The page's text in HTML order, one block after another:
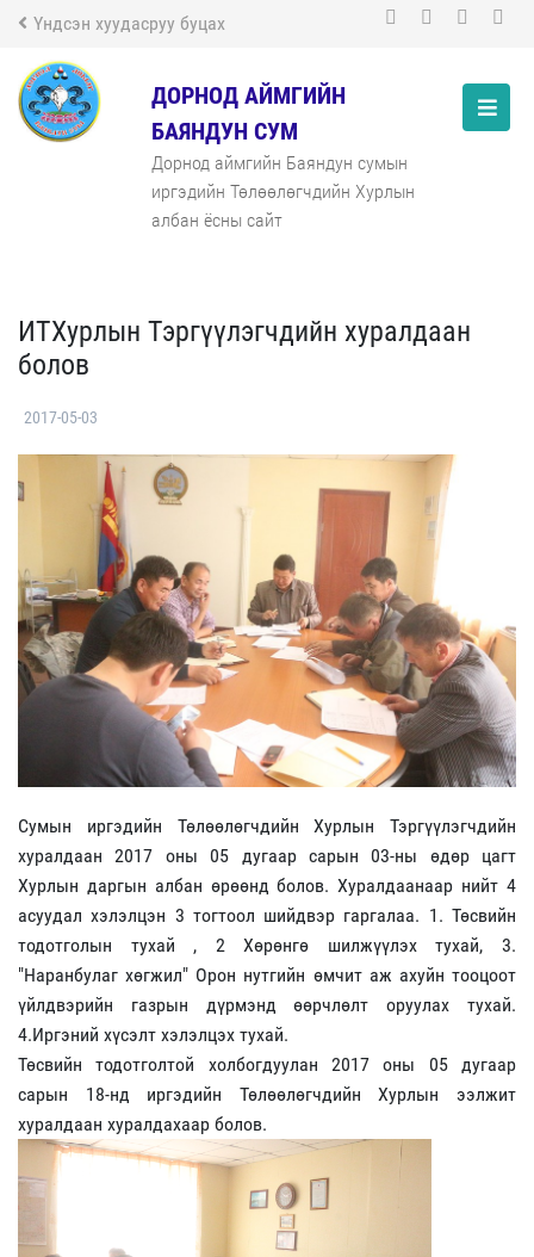
Үндсэн хуудасруу буцах
ДОРНОД АЙМГИЙН
БАЯНДУН СУМ
Дорнод аймгийн Баяндун сумын
иргэдийн Төлөөлөгчдийн Хурлын
албан ёсны сайт
ИТХурлын Тэргүүлэгчдийн хуралдаан
болов
2017-05-03
Сумын иргэдийн Төлөөлөгчдийн Хурлын Тэргүүлэгчдийн
хуралдаан 2017 оны 05 дугаар сарын 03-ны өдөр цагт
Хурлын даргын албан өрөөнд болов. Хуралдаанаар нийт 4
асуудал хэлэлцэн 3 тогтоол шийдвэр гаргалаа. 1. Төсвийн
тодотголын тухай , 2 Хөрөнгө шилжүүлэх тухай, 3.
"Наранбулаг хөгжил" Орон нутгийн өмчит аж ахуйн тооцоот
үйлдвэрийн газрын дүрмэнд өөрчлөлт оруулах тухай.
4.Иргэний хүсэлт хэлэлцэх тухай.
Төсвийн тодотголтой холбогдуулан 2017 оны 05 дугаар
сарын 18-нд иргэдийн Төлөөлөгчдийн Хурлын ээлжит
хуралдаан хуралдахаар болов.